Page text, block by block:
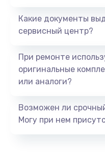
от
Какие документы
сервисный центр?
При ремонте
оригинальные
или аналоги?
Возможен ли
Могу при нем